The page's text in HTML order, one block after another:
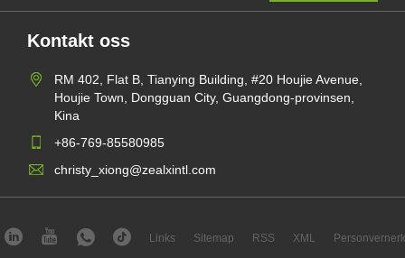
Kontakt oss
RM 402, Flat B, Tianying Building, #20 Houjie Avenue,
Houjie Town, Dongguan City, Guangdong-provinsen,
Kina
+86-769-85580985
christy_xiong@zealxintl.com
Links Sitemap RSS XML